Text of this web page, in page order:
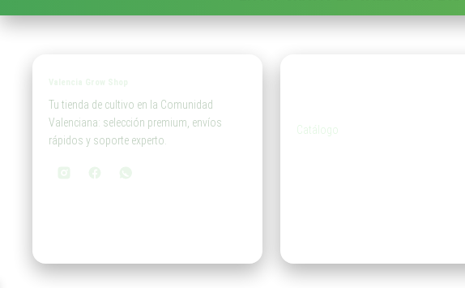
Tu tienda de cultivo en la Comunidad
Valenciana: selección premium, envíos
rápidos y soporte experto.
Catálogo